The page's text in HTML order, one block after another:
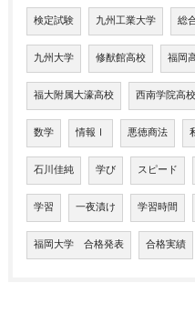
検定試験 九州工業大学 総
九州大学 修猷館高校 福岡
福大附属大濠高校 西南学院高校
数学 情報Ⅰ 悪徳商法
石川佳純 学び スピード
学習 一夜漬け 学習時間
福岡大学 合格発表 合格実績